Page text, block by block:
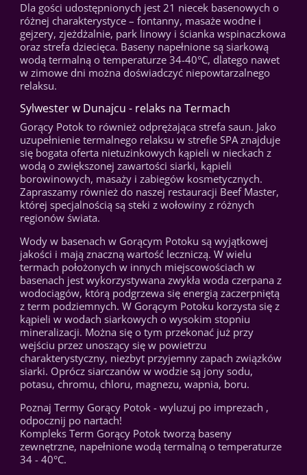
Dla gości udostępnionych jest 21 niecek basenowych o
różnej charakterystyce – fontanny, masaże wodne i
gejzery, zjeżdżalnie, park linowy i ścianka wspinaczkowa
oraz strefa dziecięca. Baseny napełnione są siarkową
wodą termalną o temperaturze 34-40°C, dlatego nawet
w zimowe dni można doświadczyć niepowtarzalnego
relaksu.
Sylwester w Dunajcu - relaks na Termach
Gorący Potok to również odprężająca strefa saun. Jako
uzupełnienie termalnego relaksu w strefie SPA znajduje
się bogata oferta nietuzinkowych kąpieli w nieckach z
wodą o zwiększonej zawartości siarki, kąpieli
borowinowych, masaży i zabiegów kosmetycznych.
Zapraszamy również do naszej restauracji Beef Master,
której specjalnością są steki z wołowiny z różnych
regionów świata.
Wody w basenach w Gorącym Potoku są wyjątkowej
jakości i mają znaczną wartość leczniczą. W wielu
termach położonych w innych miejscowościach w
basenach jest wykorzystywana zwykła woda czerpana z
wodociągów, którą podgrzewa się energią zaczerpniętą
z term podziemnych. W Gorącym Potoku korzysta się z
kąpieli w wodach siarkowych o wysokim stopniu
mineralizacji. Można się o tym przekonać już przy
wejściu przez unoszący się w powietrzu
charakterystyczny, niezbyt przyjemny zapach związków
siarki. Oprócz siarczanów w wodzie są jony sodu,
potasu, chromu, chloru, magnezu, wapnia, boru.
Poznaj Termy Gorący Potok - wyluzuj po imprezach ,
odpocznij po nartach!
Kompleks Term Gorący Potok tworzą baseny
zewnętrzne, napełnione wodą termalną o temperaturze
34 - 40°C.